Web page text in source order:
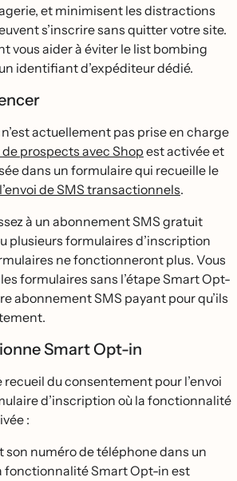
et minimisent les distractions
s’inscrire sans quitter votre site.
vous aider à éviter le list bombing
identifiant d’expéditeur dédié.
actuellement pas prise en charge
prospects avec Shop est activée et
dans un formulaire qui recueille le
de SMS transactionnels.
à un abonnement SMS gratuit
plusieurs formulaires d’inscription
ne fonctionneront plus. Vous
formulaires sans l’étape Smart Opt-
abonnement SMS payant pour qu’ils
Smart Opt-in
recueil du consentement pour l’envoi
d’inscription où la fonctionnalité
:
son numéro de téléphone dans un
fonctionnalité Smart Opt-in est